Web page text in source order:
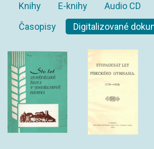
Knihy E-knihy Audio CD
Časopisy
Digitalizované